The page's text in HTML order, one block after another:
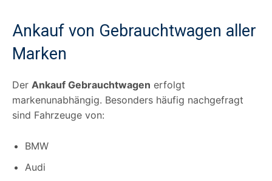
Ankauf von Gebrauchtwagen aller
Marken
Der Ankauf Gebrauchtwagen erfolgt
markenunabhängig. Besonders häufig nachgefragt
sind Fahrzeuge von:
BMW
Audi